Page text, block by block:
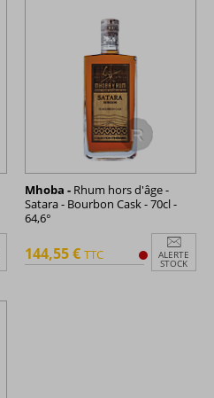
Mhoba - Rhum hors d'âge -
Satara - Bourbon Cask - 70cl -
64,6°
ALERTE
STOCK
144,55 € TTC